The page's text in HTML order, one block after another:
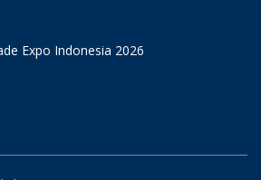
Expo Indonesia 2026